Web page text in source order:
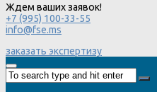
Ждем ваших заявок!
+7 (995) 100-33-55
info@fse.ms
заказать экспертизу